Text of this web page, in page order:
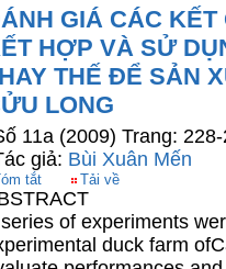
GIÁ CÁC KẾT
HỢP VÀ SỬ
THẾ ĐỂ SẢN
LONG
11a (2009) Trang:
giả: Bùi Xuân Mến
tắt Tải về
of experiments
duck farm